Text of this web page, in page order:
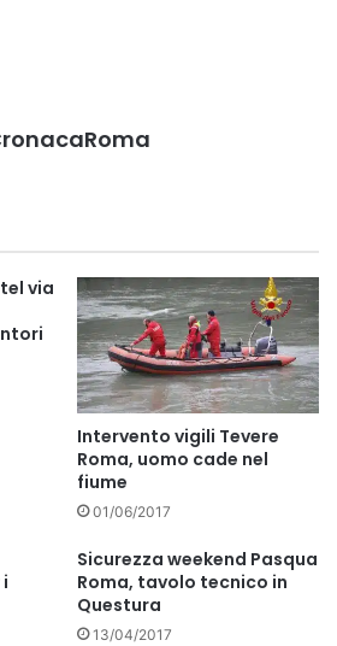
via
Intervento vigili Tevere
Roma, uomo cade nel
fiume
01/06/2017
Sicurezza weekend Pasqua
Roma, tavolo tecnico in
Questura
13/04/2017